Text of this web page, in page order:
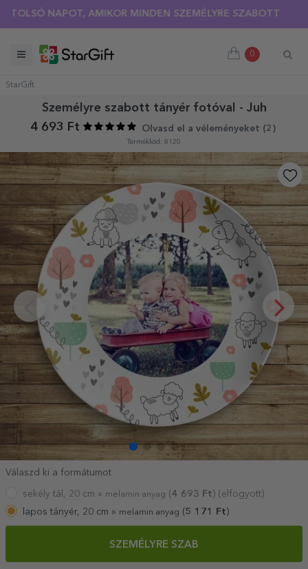
NAPOT, AMIKOR MINDEN SZEMÉLYRE SZABOTT PÓLÓRA
0
StarGift
Személyre szabott tányér fotóval - Juh
4 693 Ft
Olvasd el a véleményeket (2 )
Termékkód: 8120
Válaszd ki a formátumot
sekély tál, 20 cm » melamin anyag (4 693 Ft ) (elfogyott)
lapos tányér, 20 cm » melamin anyag (5 171 Ft)
SZEMÉLYRE SZAB